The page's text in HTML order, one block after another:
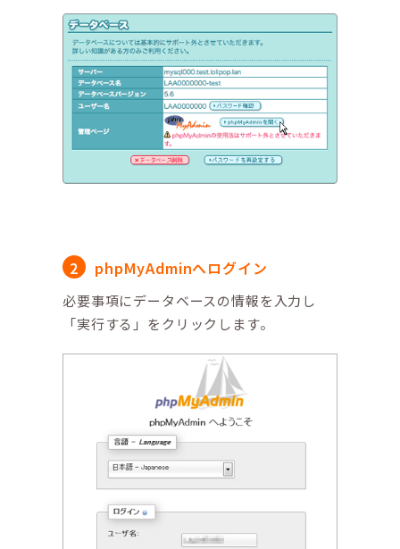
phpMyAdminへログイン
必要事項にデータベースの情報を入力し
「実行する」をクリックします。